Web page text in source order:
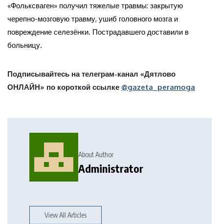
«Фольксваген» получил тяжелые травмы: закрытую
черепно-мозговую травму, ушиб головного мозга и
повреждение селезёнки. Пострадавшего доставили в
больницу.
Подписывайтесь на телеграм-канал «Дятлово
ОНЛАЙН» по короткой ссылке @gazeta_peramoga
About Author
Administrator
View All Articles